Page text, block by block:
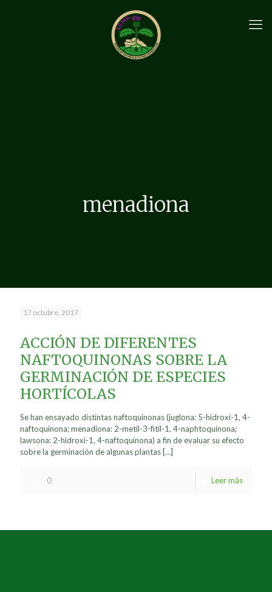
menadiona
17 octubre, 2017
ACCIÓN DE DIFERENTES
NAFTOQUINONAS SOBRE LA
GERMINACIÓN DE ESPECIES
HORTÍCOLAS
Se han ensayado distintas naftoquinonas (juglona: 5-hidroxi-1, 4-
naftoquinona; menadiona: 2-metil-3-fitil-1, 4-naphtoquinona;
lawsona: 2-hidroxi-1, 4-naftoquinona) a fin de evaluar su efecto
sobre la germinación de algunas plantas […]
0 Leer más